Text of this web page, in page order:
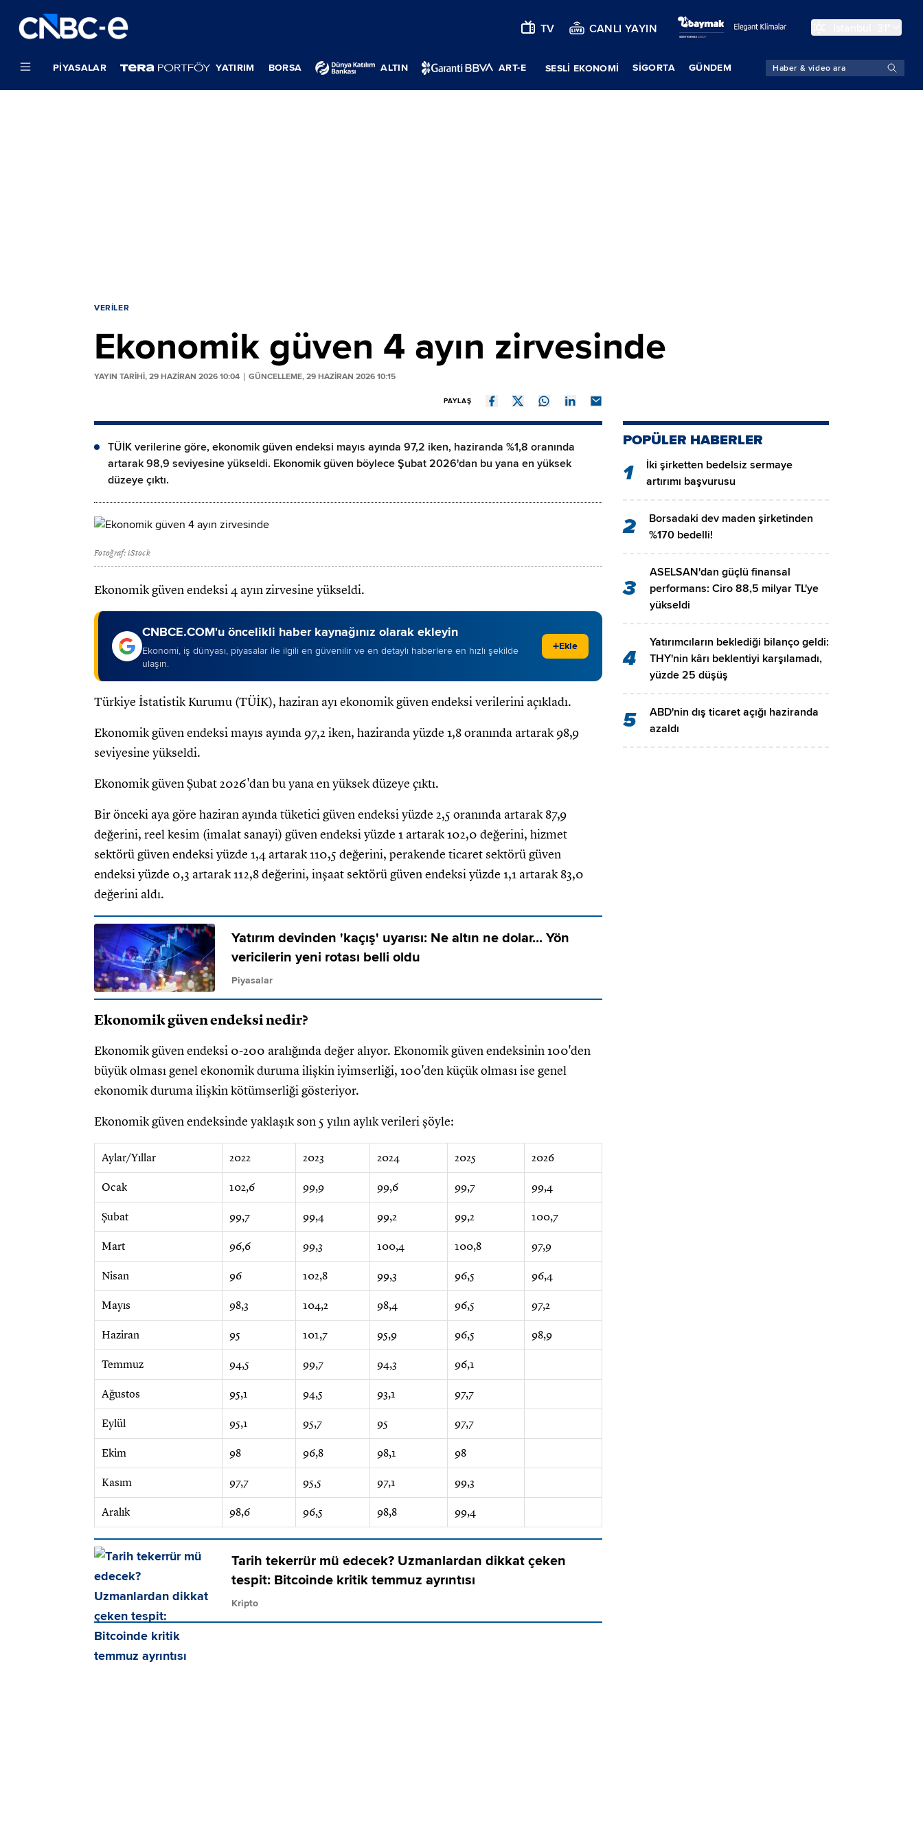
TV CANLI YAYIN
PIYASALAR YATIRIM BORSA ALTIN ART-E SESLİ EKONOMİ SIGORTA GÜNDEM
VERILER
Ekonomik güven 4 ayın zirvesinde
YAYIN TARİHİ, 29 HAZIRAN 2026 10:04 GÜNCELLEME, 29 HAZIRAN 2026 10:15
PAYLAŞ
TÜİK verilerine göre, ekonomik güven endeksi mayıs ayında 97,2 iken, haziranda %1,8 oranında
artarak 98,9 seviyesine yükseldi. Ekonomik güven böylece Şubat 2026'dan bu yana en yüksek
düzeye çıktı.
Fotoğraf: iStock
Ekonomik güven endeksi 4 ayın zirvesine yükseldi.
CNBCE.COM'u öncelikli haber kaynağınız olarak ekleyin
Ekonomi, iş dünyası, piyasalar ile ilgili en güvenilir ve en detaylı haberlere en hızlı şekilde
ulaşın.
+Ekle
Türkiye İstatistik Kurumu (TÜİK), haziran ayı ekonomik güven endeksi verilerini açıkladı.
Ekonomik güven endeksi mayıs ayında 97,2 iken, haziranda yüzde 1,8 oranında artarak 98,9
seviyesine yükseldi.
Ekonomik güven Şubat 2026'dan bu yana en yüksek düzeye çıktı.
Bir önceki aya göre haziran ayında tüketici güven endeksi yüzde 2,5 oranında artarak 87,9
değerini, reel kesim (imalat sanayi) güven endeksi yüzde 1 artarak 102,0 değerini, hizmet
sektörü güven endeksi yüzde 1,4 artarak 110,5 değerini, perakende ticaret sektörü güven
endeksi yüzde 0,3 artarak 112,8 değerini, inşaat sektörü güven endeksi yüzde 1,1 artarak 83,0
değerini aldı.
Yatırım devinden 'kaçış' uyarısı: Ne altın ne dolar... Yön
vericilerin yeni rotası belli oldu
Piyasalar
Ekonomik güven endeksi nedir?
Ekonomik güven endeksi 0-200 aralığında değer alıyor. Ekonomik güven endeksinin 100'den
büyük olması genel ekonomik duruma ilişkin iyimserliği, 100'den küçük olması ise genel
ekonomik duruma ilişkin kötümserliği gösteriyor.
Ekonomik güven endeksinde yaklaşık son 5 yılın aylık verileri şöyle:
Aylar/Yıllar 2022 2023 2024 2025 2026
Ocak 102,6 99,9 99,6 99,7 99,4
Şubat 99,7 99,4 99,2 99,2 100,7
Mart 96,6 99,3 100,4 100,8 97,9
Nisan 96 102,8 99,3 96,5 96,4
Mayıs 98,3 104,2 98,4 96,5 97,2
Haziran 95 101,7 95,9 96,5 98,9
Temmuz 94,5 99,7 94,3 96,1
Ağustos 95,1 94,5 93,1 97,7
Eylül 95,1 95,7 95 97,7
Ekim 98 96,8 98,1 98
Kasım 97,7 95,5 97,1 99,3
Aralık 98,6 96,5 98,8 99,4
Tarih tekerrür mü edecek? Uzmanlardan dikkat çeken
tespit: Bitcoinde kritik temmuz ayrıntısı
Kripto
POPÜLER HABERLER
1
İki şirketten bedelsiz sermaye
artırımı başvurusu
2
Borsadaki dev maden şirketinden
%170 bedelli!
3
ASELSAN'dan güçlü finansal
performans: Ciro 88,5 milyar TL'ye
yükseldi
4
Yatırımcıların beklediği bilanço geldi:
THY'nin kârı beklentiyi karşılamadı,
yüzde 25 düşüş
5
ABD'nin dış ticaret açığı haziranda
azaldı